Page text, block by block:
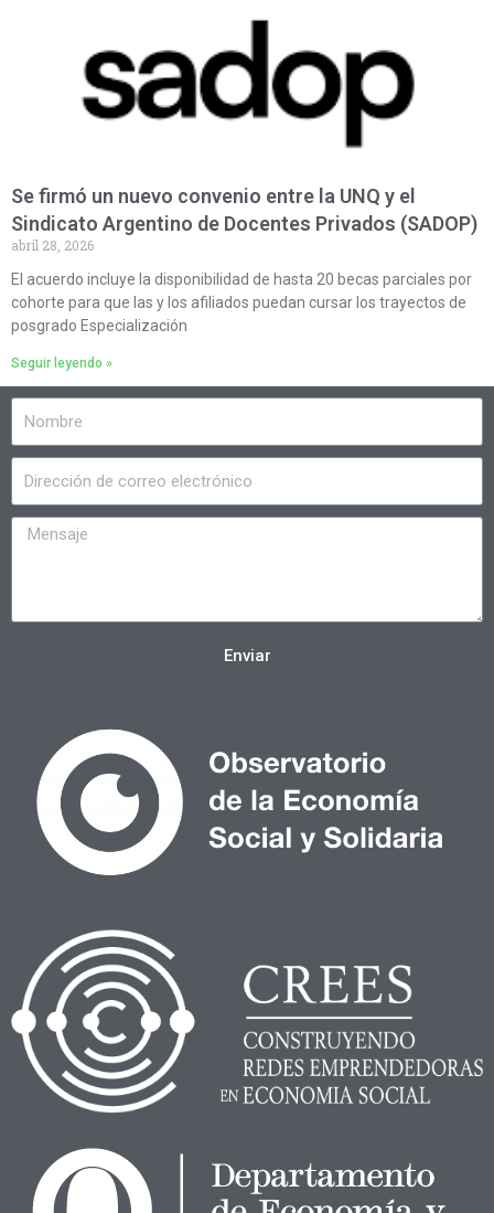
Se firmó un nuevo convenio entre la UNQ y el
Sindicato Argentino de Docentes Privados (SADOP)
abril 28, 2026
El acuerdo incluye la disponibilidad de hasta 20 becas parciales por
cohorte para que las y los afiliados puedan cursar los trayectos de
posgrado Especialización
Seguir leyendo »
Enviar